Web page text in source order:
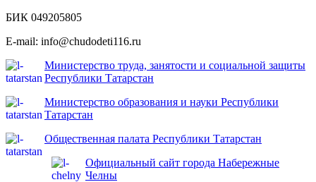
БИК 049205805
E-mail: info@chudodeti116.ru
Министерство труда, занятости и социальной защиты
Республики Татарстан
Министерство образования и науки Республики
Татарстан
Общественная палата Республики Татарстан
Официальный сайт города Набережные
Челны